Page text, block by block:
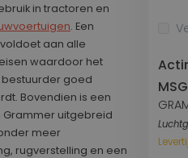
in tractoren en
. Een
aan alle
waardoor het
goed
Bovendien is een
Grammer uitgebreid
meer
rugverstelling en een
_gcl_au